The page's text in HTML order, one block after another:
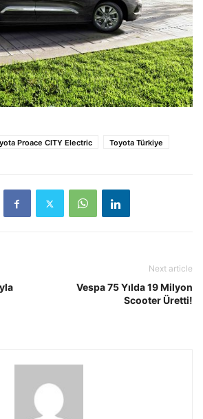
Proace CITY Electric Toyota Türkiye
Next article
Vespa 75 Yılda 19 Milyon
Scooter Üretti!